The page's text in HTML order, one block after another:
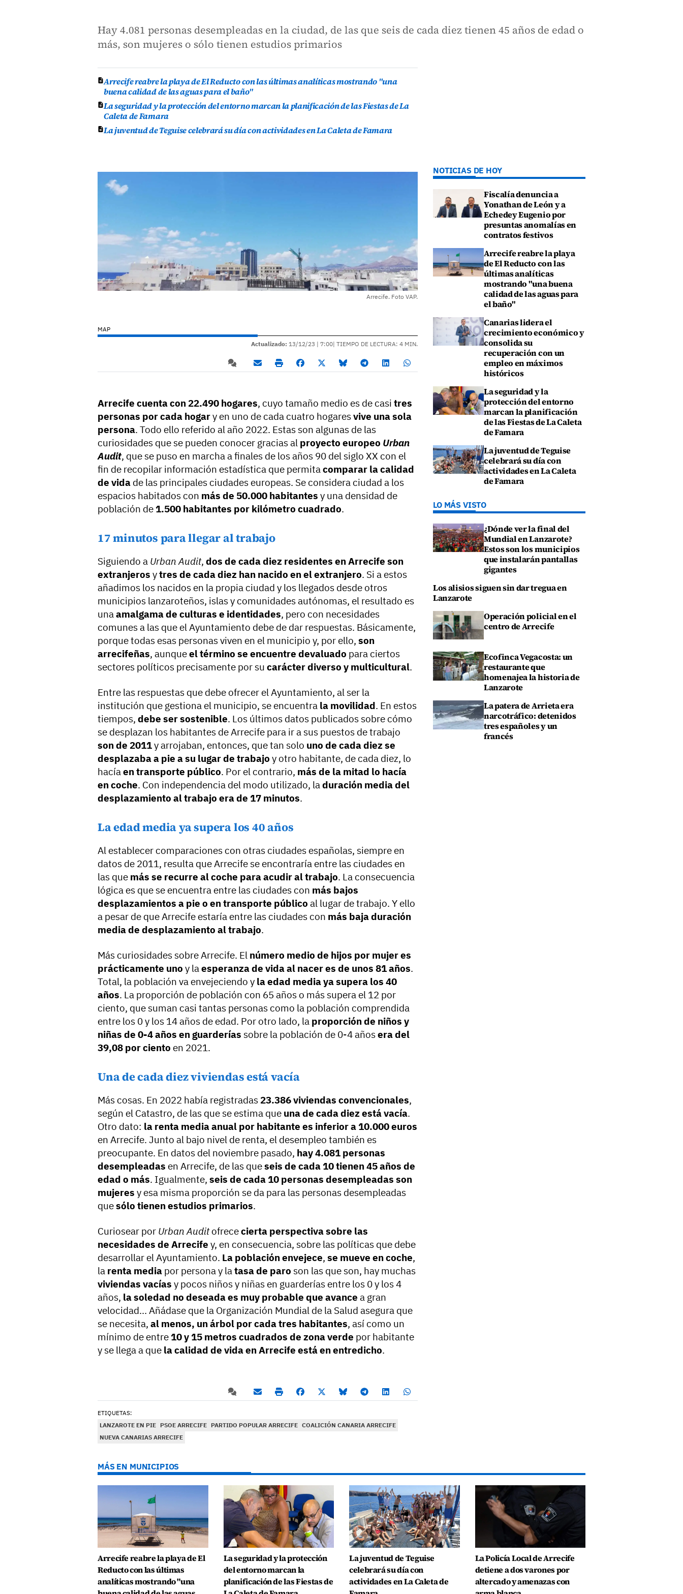
Hay 4.081 personas desempleadas en la ciudad, de las que seis de cada diez tienen 45 años de edad o
más, son mujeres o sólo tienen estudios primarios
Arrecife reabre la playa de El Reducto con las últimas analíticas mostrando "una
buena calidad de las aguas para el baño"
La seguridad y la protección del entorno marcan la planificación de las Fiestas de La
Caleta de Famara
La juventud de Teguise celebrará su día con actividades en La Caleta de Famara
Arrecife. Foto VAP.
MAP
Actualizado: 13/12/23 | 7:00| TIEMPO DE LECTURA: 4 MIN.
Arrecife cuenta con 22.490 hogares, cuyo tamaño medio es de casi tres
personas por cada hogary en uno de cada cuatro hogaresvive una sola
persona. Todo ello referido al año 2022. Estas son algunas de las
curiosidades que se pueden conocer gracias al proyecto europeo Urban
Audit, que se puso en marcha a finales de los años 90 del siglo XX con el
fin de recopilar información estadística que permitacomparar la calidad
de vida de las principales ciudades europeas. Se considera ciudad a los
espacios habitados con más de 50.000 habitantes y una densidad de
población de 1.500 habitantes por kilómetro cuadrado.
17 minutos para llegar al trabajo
Siguiendo a Urban Audit, dos de cada diez residentes en Arrecife son
extranjeros ytres de cada diez han nacido en el extranjero. Si a estos
añadimos los nacidos en la propia ciudad y los llegados desde otros
municipios lanzaroteños, islas y comunidades autónomas, el resultado es
unaamalgama de culturas e identidades, pero con necesidades
comunes a las que el Ayuntamiento debe de dar respuestas. Básicamente,
porque todas esas personas viven en el municipio y, por ello, son
arrecifeñas, aunqueel término se encuentre devaluado para ciertos
sectores políticos precisamente por su carácter diverso y multicultural.
Entre las respuestas que debe ofrecer el Ayuntamiento, al ser la
institución que gestiona el municipio, se encuentra la movilidad. En estos
tiempos, debe ser sostenible. Los últimos datos publicados sobre cómo
se desplazan los habitantes de Arrecife para ir a sus puestos de trabajo
son de 2011y arrojaban, entonces, que tan solo uno de cada diez se
desplazaba a pie a su lugar de trabajo y otro habitante, de cada diez, lo
hacíaen transporte público. Por el contrario, más de la mitad lo hacía
en coche. Con independencia del modo utilizado, laduración media del
desplazamiento al trabajo era de 17 minutos.
La edad media ya supera los 40 años
Al establecer comparaciones con otras ciudades españolas, siempre en
datos de 2011, resulta que Arrecife se encontraría entre las ciudades en
las que más se recurre al coche para acudir al trabajo. La consecuencia
lógica es que se encuentra entre las ciudades con más bajos
desplazamientos a pie o en transporte público al lugar de trabajo. Y ello
a pesar de que Arrecife estaría entre las ciudades con más baja duración
media de desplazamiento al trabajo.
Más curiosidades sobre Arrecife. El número medio de hijos por mujer es
prácticamente uno y laesperanza de vida al nacer es de unos 81 años.
Total, la población va envejeciendo y la edad media ya supera los 40
años. La proporción de población con 65 años o más supera el 12 por
ciento, que suman casi tantas personas como la población comprendida
entre los 0 y los 14 años de edad. Por otro lado, la proporción de niños y
niñas de 0-4 años en guarderías sobre la población de 0-4 añosera del
39,08 por ciento en 2021.
Una de cada diez viviendas está vacía
Más cosas. En 2022 había registradas 23.386 viviendas convencionales,
según el Catastro, de las que se estima que una de cada diez está vacía.
Otro dato: la renta media anual por habitante es inferior a 10.000 euros
en Arrecife. Junto al bajo nivel de renta, el desempleo también es
preocupante. En datos del noviembre pasado, hay 4.081 personas
desempleadas en Arrecife, de las queseis de cada 10 tienen 45 años de
edad o más. Igualmente, seis de cada 10 personas desempleadas son
mujeres y esa misma proporción se da para las personas desempleadas
quesólo tienen estudios primarios.
Curiosear por Urban Auditofrececierta perspectiva sobre las
necesidades de Arrecife y, en consecuencia, sobre las políticas que debe
desarrollar el Ayuntamiento. La población envejece, se mueve en coche,
la renta media por persona y latasa de paro son las que son, hay muchas
viviendas vacías y pocos niños y niñas en guarderías entre los 0 y los 4
años, la soledad no deseada es muy probable que avance a gran
velocidad… Añádase que la Organización Mundial de la Salud asegura que
se necesita, al menos, un árbol por cada tres habitantes, así como un
mínimo de entre 10 y 15 metros cuadrados de zona verde por habitante
y se llega a que la calidad de vida en Arrecife está en entredicho.
ETIQUETAS:
LANZAROTE EN PIE PSOE ARRECIFE PARTIDO POPULAR ARRECIFE COALICIÓN CANARIA ARRECIFE
NUEVA CANARIAS ARRECIFE
NOTICIAS DE HOY
Fiscalía denuncia a
Yonathan de León y a
Echedey Eugenio por
presuntas anomalías en
contratos festivos
Arrecife reabre la playa
de El Reducto con las
últimas analíticas
mostrando "una buena
calidad de las aguas para
el baño"
Canarias lidera el
crecimiento económico y
consolida su
recuperación con un
empleo en máximos
históricos
La seguridad y la
protección del entorno
marcan la planificación
de las Fiestas de La Caleta
de Famara
La juventud de Teguise
celebrará su día con
actividades en La Caleta
de Famara
LO MÁS VISTO
¿Dónde ver la final del
Mundial en Lanzarote?
Estos son los municipios
que instalarán pantallas
gigantes
Los alisios siguen sin dar tregua en
Lanzarote
Operación policial en el
centro de Arrecife
Ecofinca Vegacosta: un
restaurante que
homenajea la historia de
Lanzarote
La patera de Arrieta era
narcotráfico: detenidos
tres españoles y un
francés
MÁS EN MUNICIPIOS
Arrecife reabre la playa de El
Reducto con las últimas
analíticas mostrando "una
La seguridad y la protección
del entorno marcan la
planificación de las Fiestas de
La juventud de Teguise
celebrará su día con
actividades en La Caleta de
La Policía Local de Arrecife
detiene a dos varones por
altercado y amenazas con